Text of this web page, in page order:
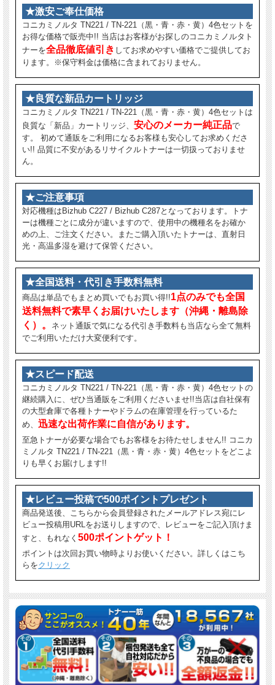
★激安ご奉仕価格
コニカミノルタ TN221 / TN-221（黒・青・赤・黄）4色セットを
お得な価格で販売中!! 当店はお客様がお探しのコニカミノルタト
ナーを全品徹底値引き してお求めやすい価格でご提供してお
ります。※保守料金は価格に含まれておりません。
★良質な新品カートリッジ
コニカミノルタ TN221 / TN-221（黒・青・赤・黄）4色セットは
良質な「新品」カートリッジ、 安心のメーカー純正品で
す。 初めて通販をご利用になるお客様も安心してお求めくださ
い!! 品質に不安があるリサイクルトナーは一切扱っておりませ
ん。
★ご注意事項
対応機種はBizhub C227 / Bizhub C287となっております。トナ
ーは機種ごとに成分が違いますので、使用中の機種名をお確か
めの上、ご注文ください。またご購入頂いたトナーは、直射日
光・高温多湿を避けて保管ください。
★全国送料・代引き手数料無料
商品は単品でもまとめ買いでもお買い得!!1点のみでも全国
送料無料で素早くお届けいたします（沖縄・離島除
く）。
ネット通販で気になる代引き手数料も当店なら全て無料
でご利用いただけ大変便利です。
★スピード配送
コニカミノルタ TN221 / TN-221（黒・青・赤・黄）4色セットの
継続購入に、ぜひ当通販をご利用くださいませ!!当店は自社保有
の大型倉庫で各種トナーやドラムの在庫管理を行っているた
め、 迅速な出荷作業に自信があります。
至急トナーが必要な場合でもお客様をお待たせしません!! コニカ
ミノルタ TN221 / TN-221（黒・青・赤・黄）4色セットをどこよ
りも早くお届けします!!
★レビュー投稿で500ポイントプレゼント
商品発送後、こちらから会員登録されたメールアドレス宛にレ
ビュー投稿用URLをお送りしますので、レビューをご記入頂けま
すと、もれなく 500ポイントゲット！
ポイントは次回お買い物時よりお使いください。詳しくはこち
らをクリック